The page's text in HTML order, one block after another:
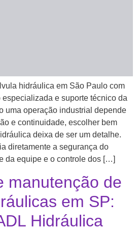
hidráulica em São Paulo com
e suporte técnico da
uma operação industrial depende
e continuidade, escolher bem
deixa de ser um detalhe.
diretamente a segurança do
da equipe e o controle dos […]
manutenção de
em SP:
Hidráulica